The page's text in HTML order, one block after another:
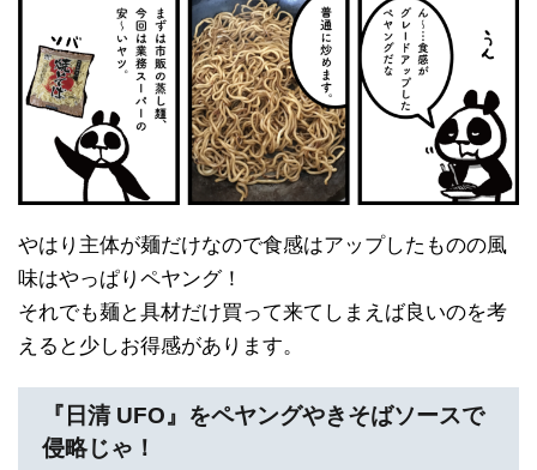
やはり主体が麺だけなので食感はアップしたものの風
味はやっぱりペヤング！
それでも麺と具材だけ買って来てしまえば良いのを考
えると少しお得感があります。
『日清 UFO』をペヤングやきそばソースで
侵略じゃ！